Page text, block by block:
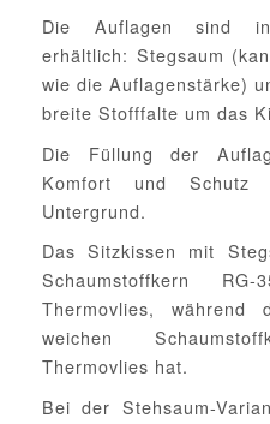
Die Auflagen sind in
erhältlich: Stegsaum
wie die Auflagenstärke)
breite Stofffalte um das
Die Füllung der
Komfort und
Untergrund.
Das Sitzkissen mit
Schaumstoffkern
Thermovlies, während
weichen
Thermovlies hat.
Bei der Stehsaum-